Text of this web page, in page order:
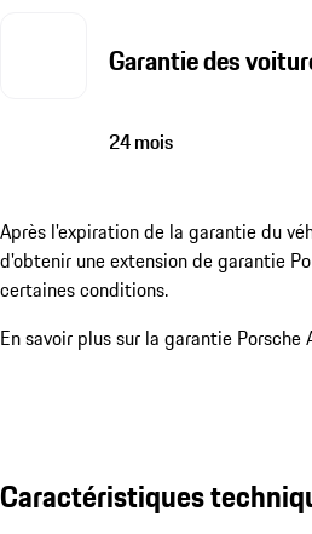
Garantie des
24 mois
Après l'expiration de la garantie du
d'obtenir une extension de garantie
certaines conditions.
En savoir plus sur la garantie Porsche
Caractéristiques